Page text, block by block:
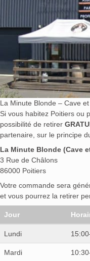
La Minute Blonde – Cave
Si vous habitez Poitiers ou
possibilité de retirer
partenaire, sur le principe
La Minute Blonde (Cave
3 Rue de Châlons
86000 Poitiers
Votre commande sera
et vous pourrez la retirer
Jour
Lundi
Mardi